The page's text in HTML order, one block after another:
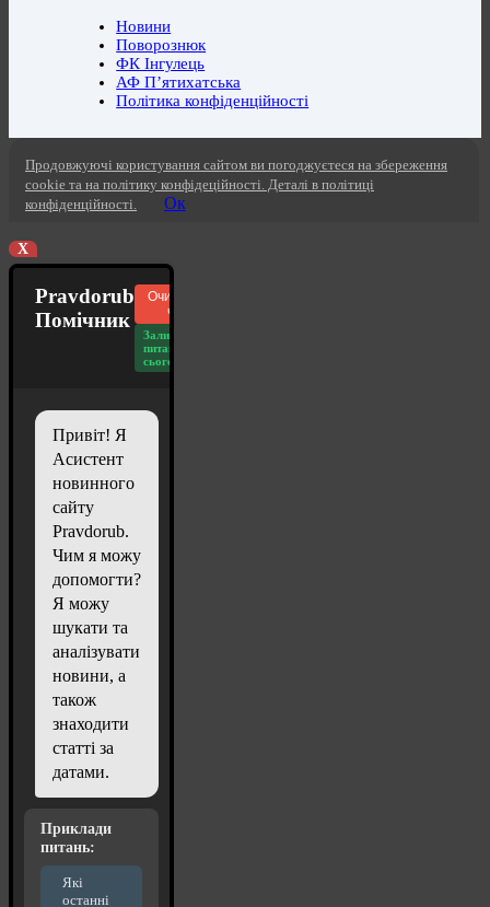
Новини
Поворознюк
ФК Інгулець
АФ П’ятихатська
Політика конфіденційності
Продовжуючі користування сайтом ви погоджуєтеся на збереження
cookie та на політику конфідеційності. Деталі в політиці
конфіденційності.
Ок
X
Pravdorub
Помічник
Очистити
чат
Залишилось
питань
сьогодні: 20
Привіт! Я
Асистент
новинного
сайту
Pravdorub.
Чим я можу
допомогти?
Я можу
шукати та
аналізувати
новини, а
також
знаходити
статті за
датами.
Приклади
питань:
Які
останні